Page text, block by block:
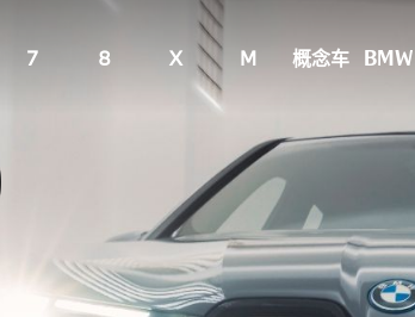
7 8 X M 概念车
载第8.5代操作系统的BMW iDrive。提请